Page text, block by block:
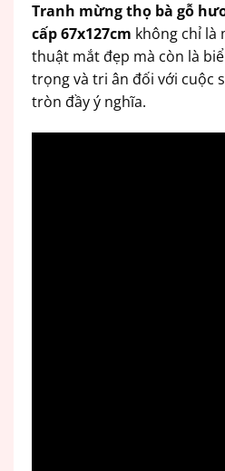
Tranh mừng thọ bà gỗ
cấp 67x127cm không chỉ là
thuật mắt đẹp mà còn là
trọng và tri ân đối với cuộc
tròn đầy ý nghĩa.